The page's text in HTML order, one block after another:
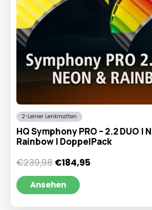
2-Leiner Lenkmatten
HQ Symphony PRO – 2.2 DUO |
Rainbow | DoppelPack
€239,98 Ursprünglicher
Preis
war:
€239,98
€184,95Aktueller
Ansehen